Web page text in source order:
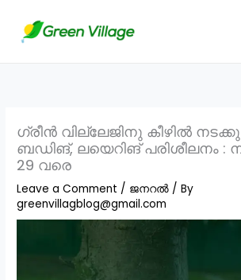
ഗ്രീൻ വില്ലേജിനു കീഴിൽ
ബഡിങ്, ലയെറിങ് പരിശീലനം :
29 വരെ
Leave a Comment / ജനറൽ / By
greenvillagblog@gmail.com